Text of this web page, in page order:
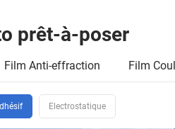
prêt-à-poser
Film Anti-effraction Film
Electrostatique
votre modèle
votre carrosserie